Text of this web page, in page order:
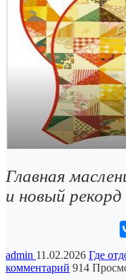
Главная
и новый рекорд
admin 11.02.2026 Где
комментарий 914